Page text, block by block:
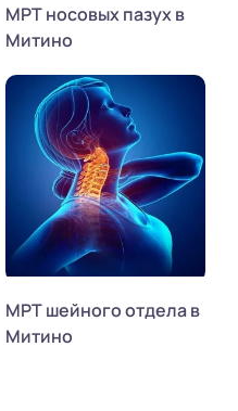
МРТ носовых пазух в
Митино
МРТ шейного отдела в
Митино